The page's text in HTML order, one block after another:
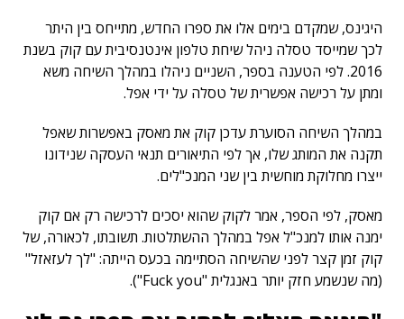
היגינס, שמקדם בימים אלו את ספרו החדש, מתייחס בין היתר
לכך שמייסד טסלה ניהל שיחת טלפון אינטנסיבית עם קוק בשנת
2016. לפי הטענה בספר, השניים ניהלו במהלך השיחה משא
ומתן על רכישה אפשרית של טסלה על ידי אפל.
במהלך השיחה הסוערת עדכן קוק את מאסק באפשרות שאפל
תקנה את המותג שלו, אך לפי התיאורים תנאי העסקה שנידונו
ייצרו מחלוקת מוחשית בין שני המנכ"לים.
מאסק, לפי הספר, אמר לקוק שהוא יסכים לרכישה רק אם קוק
ימנה אותו למנכ"ל אפל במהלך ההשתלטות. תשובתו, לכאורה, של
קוק זמן קצר לפני שהשיחה הסתיימה בכעס הייתה: "לך לעזאזל"
(מה שנשמע חזק יותר באנגלית "Fuck you").